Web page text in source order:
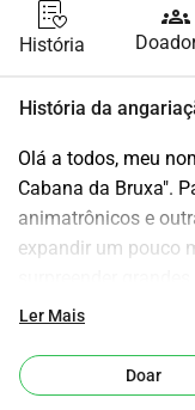
História
groups
História da
Olá a todos, meu
Cabana da Bruxa".
animatrônicos e
expandir um pouco
direcionadas para
artesanato (para
euro conta e traz,
Ler Mais
Doar